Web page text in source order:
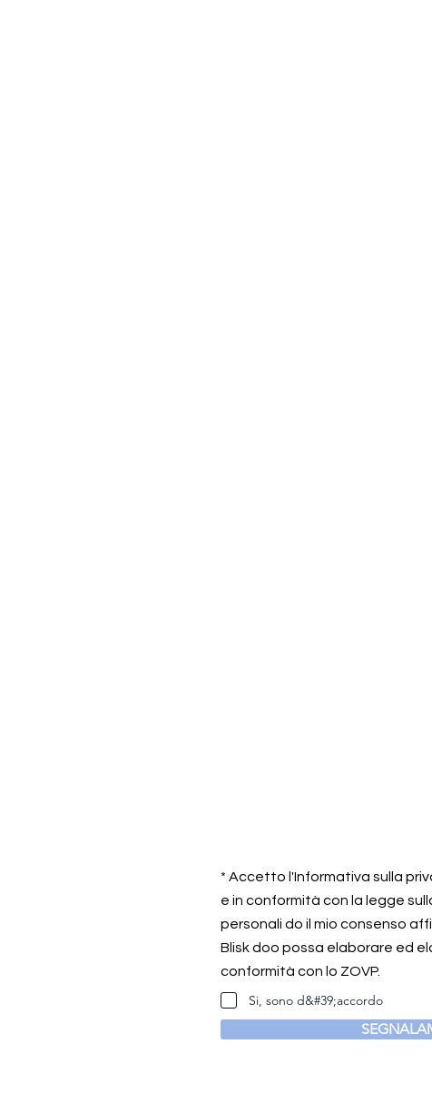
* Accetto l'Informativa sulla
e in conformità con la legge
personali do il mio consenso
Blisk doo possa elaborare ed
conformità con lo ZOVP.
Si, sono d&#39;accordo